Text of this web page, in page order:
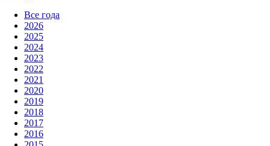
Все года
2026
2025
2024
2023
2022
2021
2020
2019
2018
2017
2016